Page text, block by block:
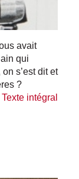
avait
qui
s’est dit et
?
Texte intégral